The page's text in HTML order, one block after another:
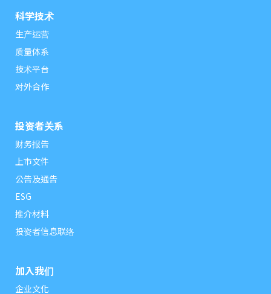
科学技术
生产运营
质量体系
技术平台
对外合作
投资者关系
财务报告
上市文件
公告及通告
ESG
推介材料
投资者信息联络
加入我们
企业文化